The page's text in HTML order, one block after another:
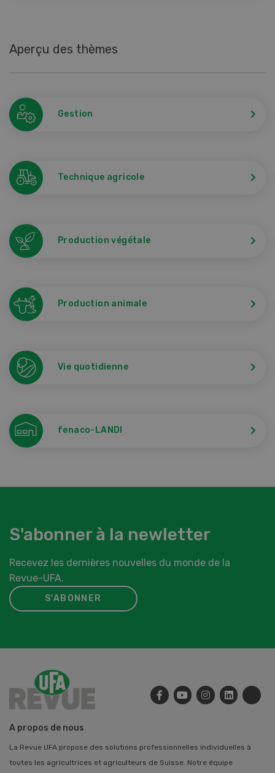
Aperçu des thèmes
Gestion
Technique agricole
Production végétale
Production animale
Vie quotidienne
fenaco-LANDI
S'abonner à la newletter
Recevez les dernières nouvelles du monde de la
Revue-UFA.
S'ABONNER
A propos de nous
La Revue UFA propose des solutions professionnelles individuelles à
toutes les agricultrices et agriculteurs de Suisse. Notre équipe